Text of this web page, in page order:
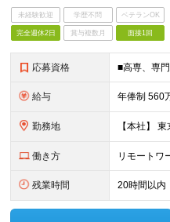
未経験歓迎 学歴不問 ベテランOK
完全週休2日 賞与複数月 面接1回
応募資格
給与
勤務地
働き方 リモートワ
残業時間 20時間以内